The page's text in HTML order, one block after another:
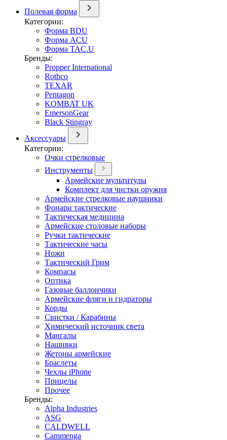
Полевая форма
Категории:
Форма BDU
Форма ACU
Форма TAC.U
Бренды:
Propper International
Rothco
TEXAR
Pentagon
KOMBAT UK
EmersonGear
Black Stingray
Аксессуары
Категории:
Очки стрелковые
Инструменты
Армейские мультитулы
Комплект для чистки оружия
Армейские стрелковые наушники
Фонари тактические
Тактическая медицина
Армейские столовые наборы
Ручки тактические
Тактические часы
Ножи
Тактический Грим
Компасы
Оптика
Газовые баллончики
Армейские фляги и гидраторы
Корды
Свистки / Карабины
Химический источник света
Мангалы
Нашивки
Жетоны армейские
Браслеты
Чехлы iPhone
Прицелы
Прочее
Бренды:
Alpha Industries
ASG
CALDWELL
Cammenga